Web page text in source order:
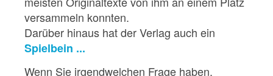
versammeln konnten.
Darüber hinaus hat der Verlag auch ein
Spielbein ...
Wenn Sie irgendwelchen Frage haben,